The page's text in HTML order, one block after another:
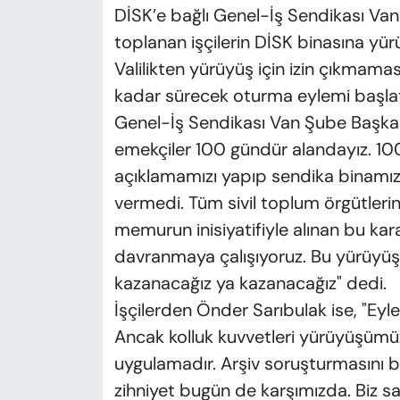
DİSK’e bağlı Genel-İş Sendikası
toplanan işçilerin DİSK binasına
Valilikten yürüyüş için izin
kadar sürecek oturma eylemi
Genel-İş Sendikası Van Şube
emekçiler 100 gündür alandayız.
açıklamamızı yapıp sendika
vermedi. Tüm sivil toplum
memurun inisiyatifiyle alınan bu
davranmaya çalışıyoruz. Bu
kazanacağız ya kazanacağız" dedi.
İşçilerden Önder Sarıbulak ise,
Ancak kolluk kuvvetleri
uygulamadır. Arşiv
zihniyet bugün de karşımızda. Biz